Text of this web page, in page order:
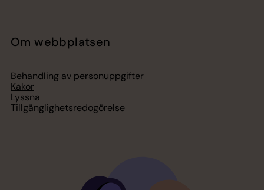
Om webbplatsen
Behandling av personuppgifter
Kakor
Lyssna
Tillgänglighetsredogörelse